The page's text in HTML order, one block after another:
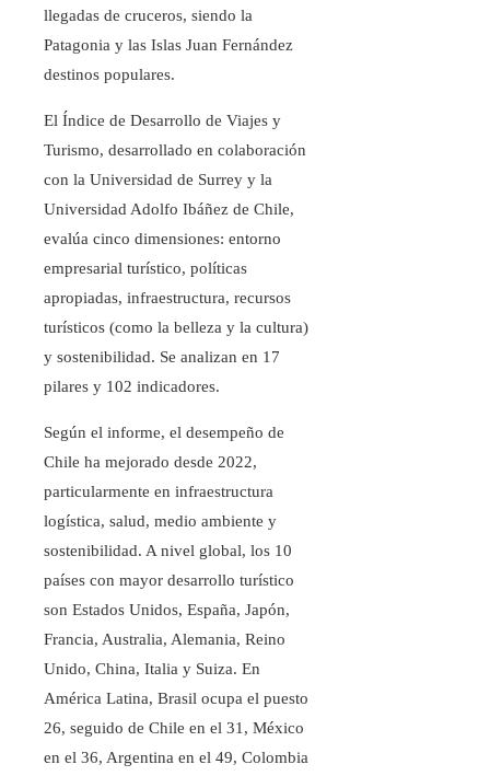
llegadas de cruceros, siendo la
Patagonia y las Islas Juan Fernández
destinos populares.
El Índice de Desarrollo de Viajes y
Turismo, desarrollado en colaboración
con la Universidad de Surrey y la
Universidad Adolfo Ibáñez de Chile,
evalúa cinco dimensiones: entorno
empresarial turístico, políticas
apropiadas, infraestructura, recursos
turísticos (como la belleza y la cultura)
y sostenibilidad. Se analizan en 17
pilares y 102 indicadores.
Según el informe, el desempeño de
Chile ha mejorado desde 2022,
particularmente en infraestructura
logística, salud, medio ambiente y
sostenibilidad. A nivel global, los 10
países con mayor desarrollo turístico
son Estados Unidos, España, Japón,
Francia, Australia, Alemania, Reino
Unido, China, Italia y Suiza. En
América Latina, Brasil ocupa el puesto
26, seguido de Chile en el 31, México
en el 36, Argentina en el 49, Colombia